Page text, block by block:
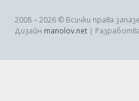
2008 – 2026 © Всички права
Дизайн manolov.net |